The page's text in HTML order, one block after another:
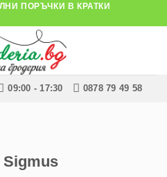
ПОРЪЧКИ В КРАТКИ
09:00 - 17:30 0878 79 49 58
Sigmus